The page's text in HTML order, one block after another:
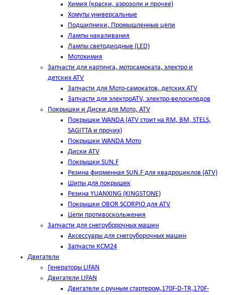
Химия (краски, аэрозоли и прочее)
Хомуты универсальные
Подшипники, Промышленные цепи
Лампы накаливания
Лампы светодиодные (LED)
Мотохимия
Запчасти для картинга, мотосамоката, электро и
детских ATV
Запчасти для Мото-самокатов, детских ATV
Запчасти для электроATV, электро-велосипедов
Покрышки и Диски для Мото, ATV
Покрышки WANDA (АТV стоит на RM, BM, STELS,
SAGITTA и прочих)
Покрышки WANDA Мото
Диски ATV
Покрышки SUN.F
Резина фирменная SUN.F для квадроциклов (АТV)
Шипы для покрышек
Резина YUANXING (KINGSTONE)
Покрышки OBOR SCORPIO для ATV
Цепи противоскольжения
Запчасти для снегоуборочных машин
Аксессуары для снегоуборочных машин
Запчасти КСМ24
Двигатели
Генераторы LIFAN
Двигатели LIFAN
Двигатели с ручным стартером,170F-D-TR,170F-